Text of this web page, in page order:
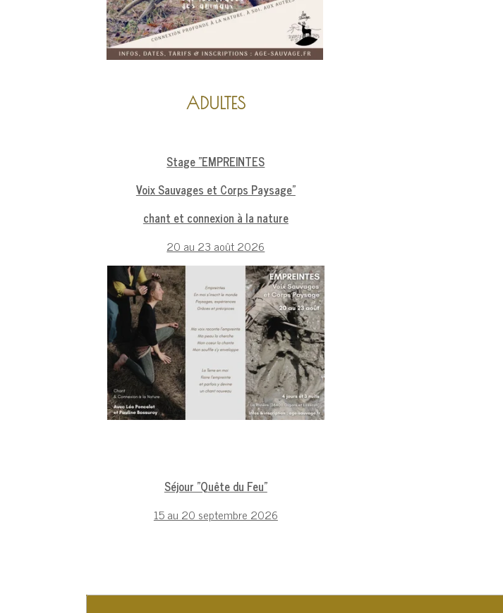
ADULTES
Stage "EMPREINTES
Voix Sauvages et Corps Paysage"
chant et connexion à la nature
20 au 23 août 2026
Séjour "Quête du Feu"
15 au 20 septembre 2026